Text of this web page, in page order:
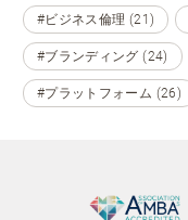
#ビジネス倫理 (21)
#ブランディング (24)
#プラットフォーム (26)